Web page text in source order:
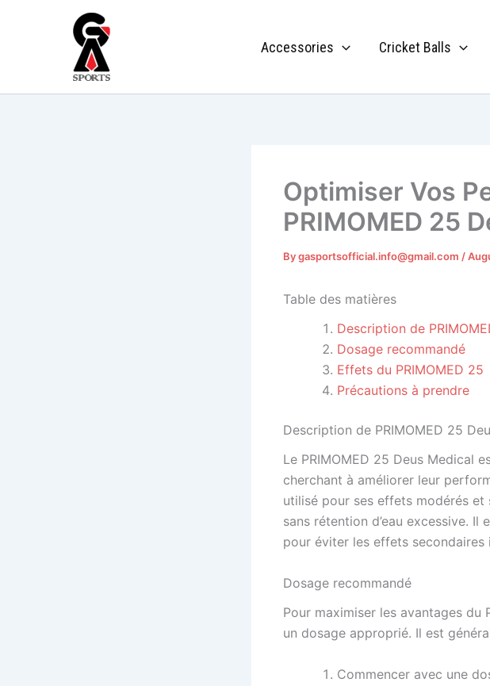
Accessories Cricket Balls
Optimiser Vos
PRIMOMED 25
Bygasportsofficial.info@gmail.com /
Table des matières
Description de
Dosage recommandé
Effets du PRIMOMED 25
Précautions à prendre
Description de PRIMOMED 25
Le PRIMOMED 25 Deus Medical
cherchant à améliorer leur
utilisé pour ses effets modérés
sans rétention d’eau excessive.
pour éviter les effets secondaires
Dosage recommandé
Pour maximiser les avantages du
un dosage approprié. Il est
Commencer avec une